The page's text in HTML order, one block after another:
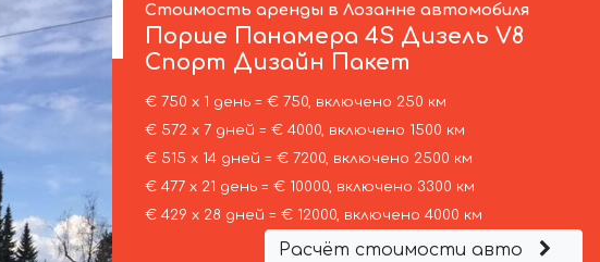
Стоимость аренды в Лозанне автомобиля
Порше Панамера 4S Дизель V8
Спорт Дизайн Пакет
€ 750 х 1 день = € 750, включено 250 км
€ 572 х 7 дней = € 4000, включено 1500 км
€ 515 х 14 дней = € 7200, включено 2500 км
€ 477 х 21 день = € 10000, включено 3300 км
€ 429 х 28 дней = € 12000, включено 4000 км
Расчёт стоимости авто